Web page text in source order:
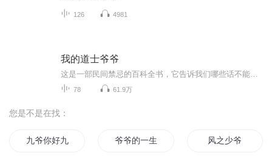
126 4981
我的道士爷爷
78 61.9万
您是不是在找：
九爷你好九爷再见 爷爷的一生 风之少爷